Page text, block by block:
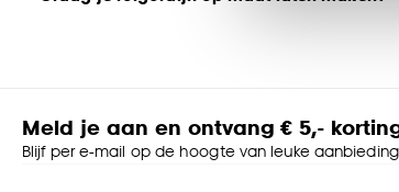
noodzakelijke
Twijfel je nog of wil je graag advies?
Laat je dan adviseren door een van onze
raamdecoratie, wordt deze direct voor jou
Meld je aan en ontvang € 5,-
Blijf per e-mail op de hoogte van leuke